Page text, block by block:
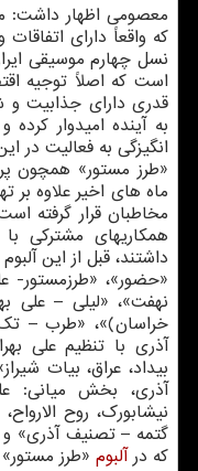
معصومی اظهار داشت:
كه واقعاً دارای
نسل چهارم موسیقی
است كه اصلاً توجیه
قدری دارای جذابیت و
به آینده امیدوار
انگیزگی به فعالیت در
«طرز مستور» همچون
ماه های اخیر علاوه
مخاطبان قرار گرفته
همكاریهای مشتركی
داشتند، قبل از این
«حضور»، «طرزمستور-
نهفت»، «لیلی – علی
خراسان)»، «طرب –
آذری با تنظیم علی
بیداد، عراق، بیات
آذری، بخش میانی:
نیشابورك، روح
گتمه – تصنیف آذری» و
كه درآلبوم «طرز